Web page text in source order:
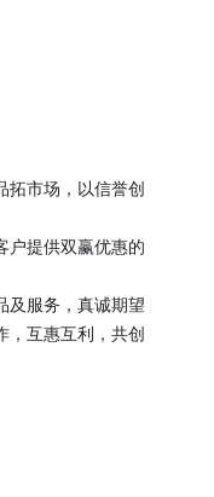
拓市场，以信誉创
户提供双赢优惠的
及服务，真诚期望
，互惠互利，共创